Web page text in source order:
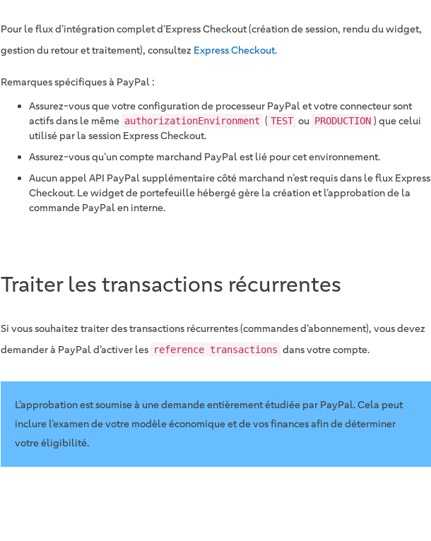
Pour le flux d’intégration complet d’Express Checkout (création de session, rendu du widget,
gestion du retour et traitement), consultez Express Checkout.
Remarques spécifiques à PayPal :
Assurez-vous que votre configuration de processeur PayPal et votre connecteur sont
actifs dans le même authorizationEnvironment ( TEST ou PRODUCTION ) que celui
utilisé par la session Express Checkout.
Assurez-vous qu’un compte marchand PayPal est lié pour cet environnement.
Aucun appel API PayPal supplémentaire côté marchand n’est requis dans le flux Express
Checkout. Le widget de portefeuille hébergé gère la création et l’approbation de la
commande PayPal en interne.
Traiter les transactions récurrentes
Si vous souhaitez traiter des transactions récurrentes (commandes d’abonnement), vous devez
demander à PayPal d’activer les reference transactions dans votre compte.
L’approbation est soumise à une demande entièrement étudiée par PayPal. Cela peut
inclure l’examen de votre modèle économique et de vos finances afin de déterminer
votre éligibilité.